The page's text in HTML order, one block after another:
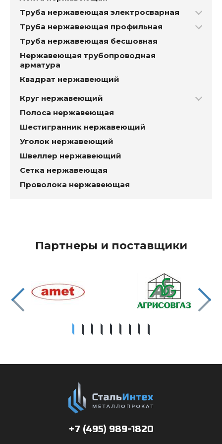
Труба нержавеющая электросварная
Труба нержавеющая профильная
Труба нержавеющая бесшовная
Нержавеющая трубопроводная
арматура
Квадрат нержавеющий
Круг нержавеющий
Полоса нержавеющая
Шестигранник нержавеющий
Уголок нержавеющий
Швеллер нержавеющий
Сетка нержавеющая
Проволока нержавеющая
Партнеры и поставщики
+7 (495)989-1820